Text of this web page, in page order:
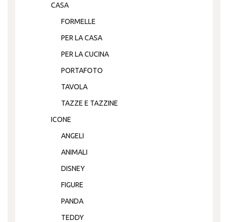
CASA
FORMELLE
PER LA CASA
PER LA CUCINA
PORTAFOTO
TAVOLA
TAZZE E TAZZINE
ICONE
ANGELI
ANIMALI
DISNEY
FIGURE
PANDA
TEDDY